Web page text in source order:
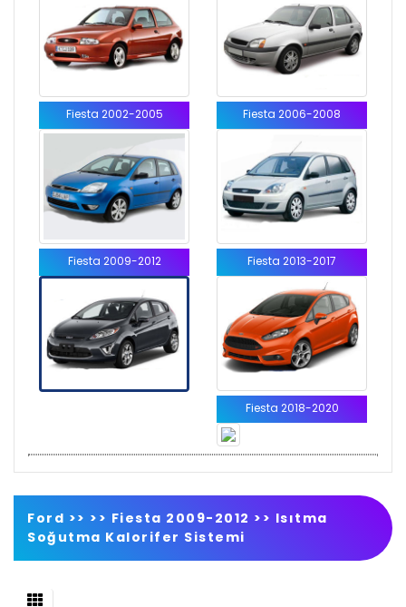
Fiesta 2002-2005 Fiesta 2006-2008
Fiesta 2009-2012 Fiesta 2013-2017
Fiesta 2018-2020
Ford >> >> Fiesta 2009-2012 >> Isıtma
Soğutma Kalorifer Sistemi